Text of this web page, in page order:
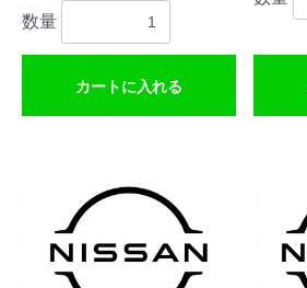
数量
カートに入れる